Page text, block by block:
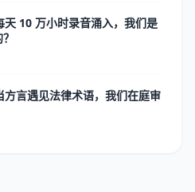
10 万小时录音涌入，我们是
言遇见法律术语，我们在庭审